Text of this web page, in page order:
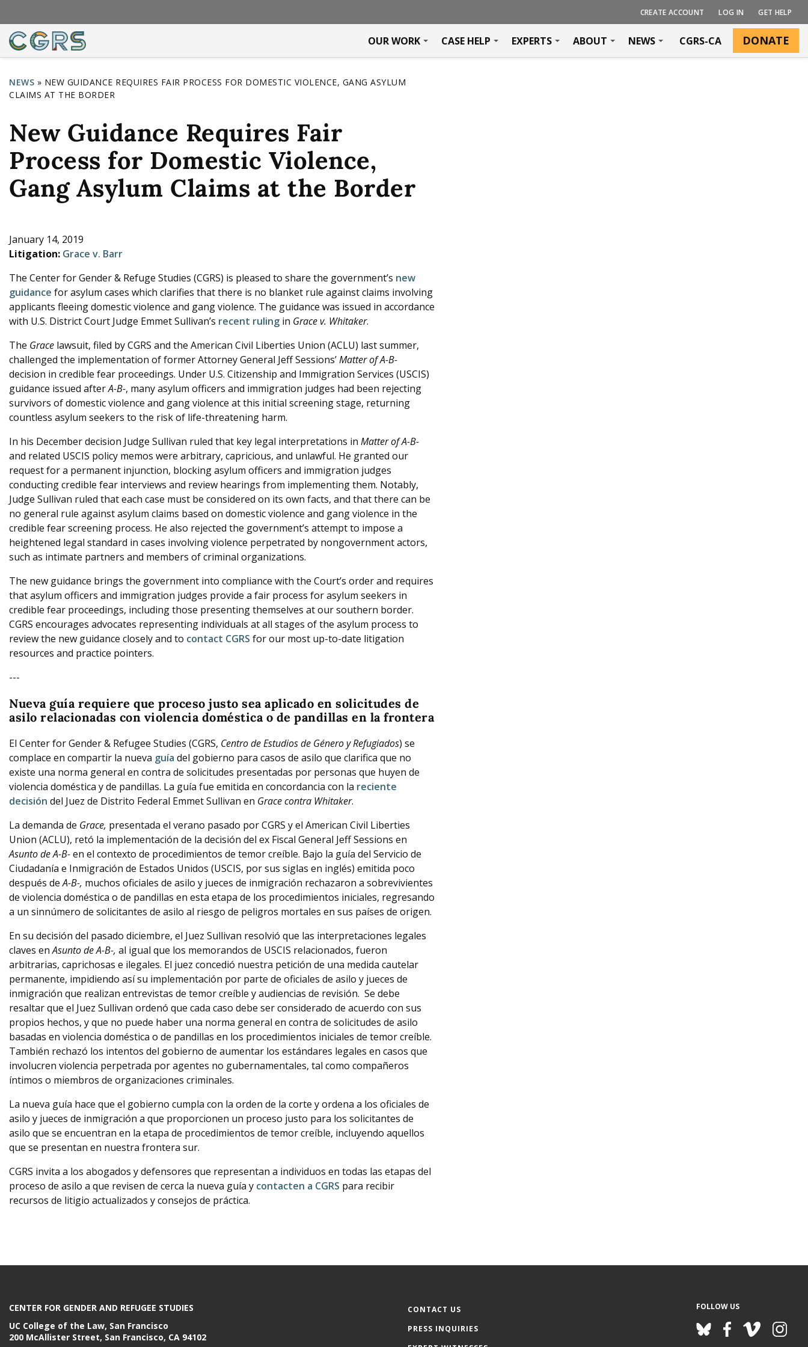
CREATE ACCOUNT LOG IN GET HELP
OUR WORK CASE HELP EXPERTS ABOUT NEWS CGRS-CA DONATE
Y
o
u
a
r
e
e
r
e
NEWS » NEW GUIDANCE REQUIRES FAIR PROCESS FOR DOMESTIC VIOLENCE, GANG ASYLUM
CLAIMS AT THE BORDER
New Guidance Requires Fair
Process for Domestic Violence,
Gang Asylum Claims at the Border
January 14, 2019
Litigation: Grace v. Barr
The Center for Gender & Refuge Studies (CGRS) is pleased to share the government’s new
guidance for asylum cases which clarifies that there is no blanket rule against claims involving
applicants fleeing domestic violence and gang violence. The guidance was issued in accordance
with U.S. District Court Judge Emmet Sullivan’s recent ruling in Grace v. Whitaker.
The Grace lawsuit, filed by CGRS and the American Civil Liberties Union (ACLU) last summer,
challenged the implementation of former Attorney General Jeff Sessions’Matter of A-B-
decision in credible fear proceedings. Under U.S. Citizenship and Immigration Services (USCIS)
guidance issued afterA-B-, many asylum officers and immigration judges had been rejecting
survivors of domestic violence and gang violence at this initial screening stage, returning
countless asylum seekers to the risk of life-threatening harm.
In his December decision Judge Sullivan ruled that key legal interpretations in Matter of A-B-
and related USCIS policy memos were arbitrary, capricious, and unlawful. He granted our
request for a permanent injunction, blocking asylum officers and immigration judges
conducting credible fear interviews and review hearings from implementing them. Notably,
Judge Sullivan ruled that each case must be considered on its own facts, and that there can be
no general rule against asylum claims based on domestic violence and gang violence in the
credible fear screening process. He also rejected the government’s attempt to impose a
heightened legal standard in cases involving violence perpetrated by nongovernment actors,
such as intimate partners and members of criminal organizations.
The new guidance brings the government into compliance with the Court’s order and requires
that asylum officers and immigration judges provide a fair process for asylum seekers in
credible fear proceedings, including those presenting themselves at our southern border.
CGRS encourages advocates representing individuals at all stages of the asylum process to
review the new guidance closely and to contact CGRS for our most up-to-date litigation
resources and practice pointers.
---
Nueva guía requiere que proceso justo sea aplicado en solicitudes de
asilo relacionadas con violencia doméstica o de pandillas en la frontera
El Center for Gender & Refugee Studies (CGRS, Centro de Estudios de Género y Refugiados) se
complace en compartir la nueva guía del gobierno para casos de asilo que clarifica que no
existe una norma general en contra de solicitudes presentadas por personas que huyen de
violencia doméstica y de pandillas. La guía fue emitida en concordancia con la reciente
decisión del Juez de Distrito Federal Emmet Sullivan en Grace contra Whitaker.
La demanda de Grace, presentada el verano pasado por CGRS y el American Civil Liberties
Union (ACLU), retó la implementación de la decisión del ex Fiscal General Jeff Sessions en
Asunto de A-B-en el contexto de procedimientos de temor creíble. Bajo la guía del Servicio de
Ciudadanía e Inmigración de Estados Unidos (USCIS, por sus siglas en inglés) emitida poco
después deA-B-, muchos oficiales de asilo y jueces de inmigración rechazaron a sobrevivientes
de violencia doméstica o de pandillas en esta etapa de los procedimientos iniciales, regresando
a un sinnúmero de solicitantes de asilo al riesgo de peligros mortales en sus países de origen.
En su decisión del pasado diciembre, el Juez Sullivan resolvió que las interpretaciones legales
claves enAsunto de A-B-, al igual que los memorandos de USCIS relacionados, fueron
arbitrarias, caprichosas e ilegales. El juez concedió nuestra petición de una medida cautelar
permanente, impidiendo así su implementación por parte de oficiales de asilo y jueces de
inmigración que realizan entrevistas de temor creíble y audiencias de revisión. Se debe
resaltar que el Juez Sullivan ordenó que cada caso debe ser considerado de acuerdo con sus
propios hechos, y que no puede haber una norma general en contra de solicitudes de asilo
basadas en violencia doméstica o de pandillas en los procedimientos iniciales de temor creíble.
También rechazó los intentos del gobierno de aumentar los estándares legales en casos que
involucren violencia perpetrada por agentes no gubernamentales, tal como compañeros
íntimos o miembros de organizaciones criminales.
La nueva guía hace que el gobierno cumpla con la orden de la corte y ordena a los oficiales de
asilo y jueces de inmigración a que proporcionen un proceso justo para los solicitantes de
asilo que se encuentran en la etapa de procedimientos de temor creíble, incluyendo aquellos
que se presentan en nuestra frontera sur.
CGRS invita a los abogados y defensores que representan a individuos en todas las etapas del
proceso de asilo a que revisen de cerca la nueva guía y contacten a CGRS para recibir
recursos de litigio actualizados y consejos de práctica.
CONTACT US
PRESS INQUIRIES
FOLLOW US
CENTER FOR GENDER AND REFUGEE STUDIES
UC College of the Law, San Francisco
200 McAllister Street, San Francisco, CA 94102